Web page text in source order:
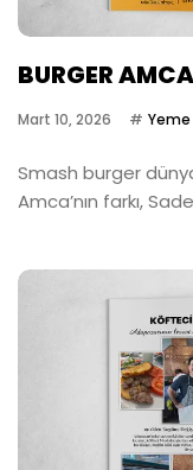
BURGER AMCA
Mart 10, 2026
Smash burger
Amca’nın farkı,